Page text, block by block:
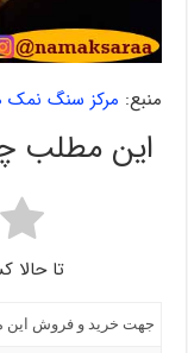
منبع: مرکز سنگ نمک
این مطلب چه
تا حالا
جهت خرید و فروش این